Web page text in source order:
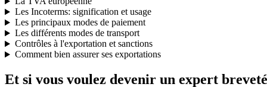
Les Incoterms: signification et usage
Les principaux modes de paiement
Les différents modes de transport
Contrôles à l'exportation et sanctions
Comment bien assurer ses exportations
Et si vous voulez devenir un expert